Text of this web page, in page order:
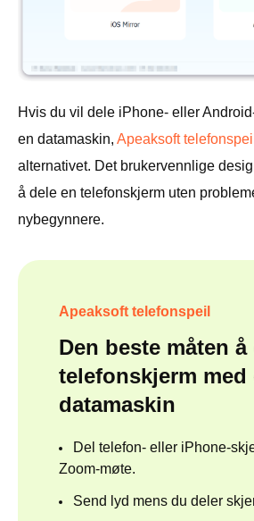
Hvis du vil dele iPhone- eller
en datamaskin, Apeaksoft telefonspeil
alternativet. Det brukervennlige
å dele en telefonskjerm uten
nybegynnere.
Apeaksoft telefonspeil
Den beste måten å
telefonskjerm med
datamaskin
Del telefon- eller iPhone-
Zoom-møte.
Send lyd mens du deler